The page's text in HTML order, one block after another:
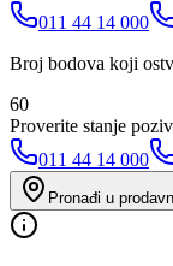
011 44 14 000
Broj bodova koji
60
Proverite stanje
011 44 14 000
Pronađi u